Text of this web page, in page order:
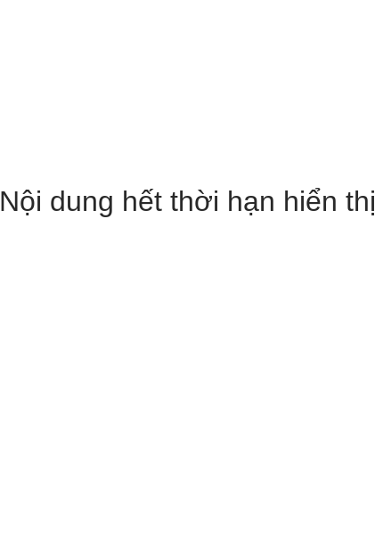
Nội dung hết thời hạn hiển thị